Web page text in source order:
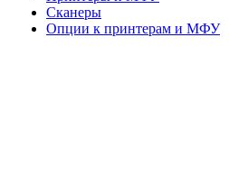
Сканеры
Опции к принтерам и МФУ